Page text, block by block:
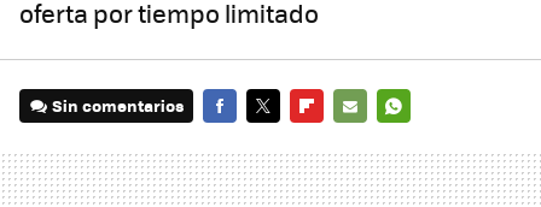
oferta por tiempo limitado
Sin comentarios
MAIL